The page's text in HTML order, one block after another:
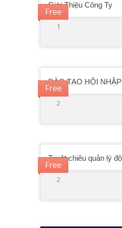
Free
Giới Thiệu Công Ty
1
Free
ĐÀO TẠO HỘI NHẬP
2
Free
Tuyệt chiêu quản lý
2